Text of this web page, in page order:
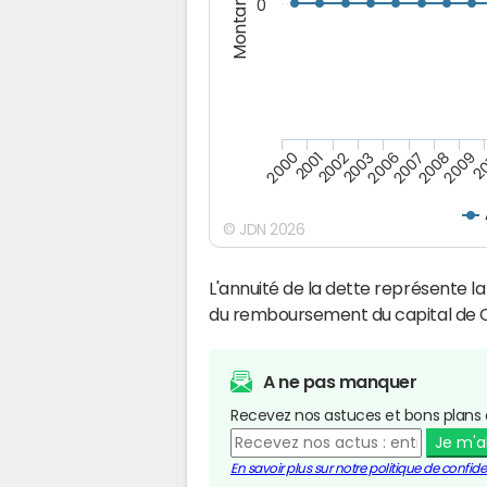
20002001200220032006200720082009
0
© JDN 2026
L'annuité de la dette représente
du remboursement du capital de
A ne pas manquer
Recevez nos astuces et bons
Je
En savoir plus sur notre politique de